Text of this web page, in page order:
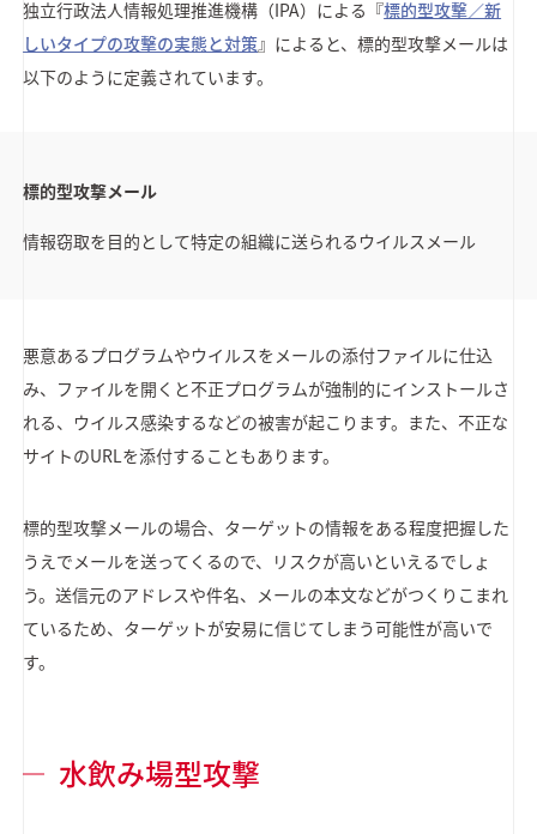
独立行政法人情報処理推進機構（IPA）による『標的型攻撃／新
しいタイプの攻撃の実態と対策』によると、標的型攻撃メールは
以下のように定義されています。
標的型攻撃メール
情報窃取を目的として特定の組織に送られるウイルスメール
悪意あるプログラムやウイルスをメールの添付ファイルに仕込
み、ファイルを開くと不正プログラムが強制的にインストールさ
れる、ウイルス感染するなどの被害が起こります。また、不正な
サイトのURLを添付することもあります。
標的型攻撃メールの場合、ターゲットの情報をある程度把握した
うえでメールを送ってくるので、リスクが高いといえるでしょ
う。送信元のアドレスや件名、メールの本文などがつくりこまれ
ているため、ターゲットが安易に信じてしまう可能性が高いで
す。
水飲み場型攻撃